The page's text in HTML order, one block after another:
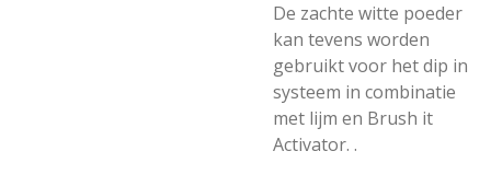
De zachte witte poeder
kan tevens worden
gebruikt voor het dip in
systeem in combinatie
met lijm en Brush it
Activator. .